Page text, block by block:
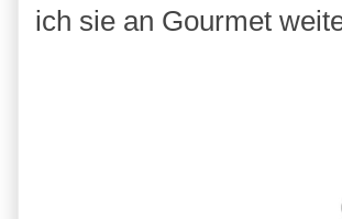
ich sie an Gourmet